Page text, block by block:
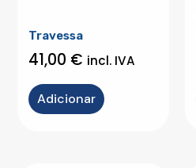
Travessa
41,00 € incl. IVA
Adicionar